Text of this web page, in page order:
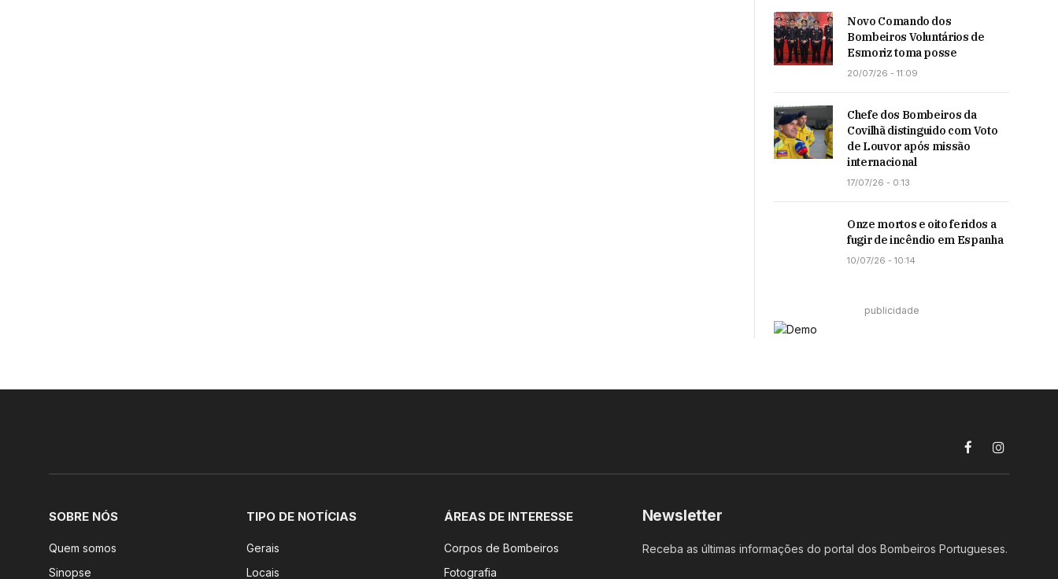
Novo Comando dos
Bombeiros Voluntários de
Esmoriz toma posse
20/07/26 - 11:09
Chefe dos Bombeiros da
Covilhã distinguido com Voto
de Louvor após missão
internacional
17/07/26 - 0:13
Onze mortos e oito feridos a
fugir de incêndio em Espanha
10/07/26 - 10:14
publicidade
FacebookInstagram
SOBRE NÓS
Quem somos
Sinopse
TIPO DE NOTÍCIAS
Gerais
Locais
ÁREAS DE INTERESSE
Corpos de Bombeiros
Fotografia
Newsletter
Receba as últimas informações do portal dos Bombeiros Portugueses.